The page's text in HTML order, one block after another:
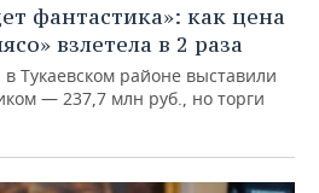
фантастика»: как цена
взлетела в 2 раза
Тукаевском районе выставили
— 237,7 млн руб., но торги